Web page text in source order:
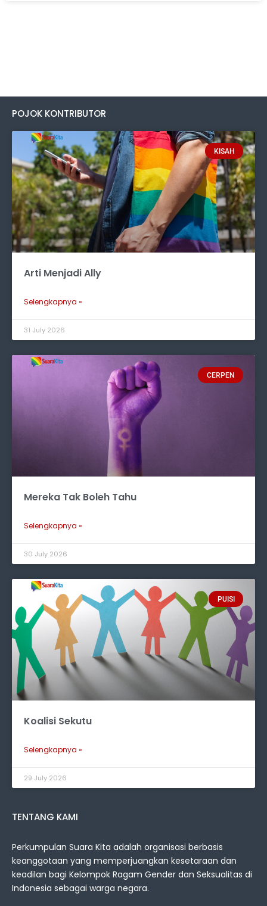
POJOK KONTRIBUTOR
KISAH
Arti Menjadi Ally
Selengkapnya »
31 July 2026
CERPEN
Mereka Tak Boleh Tahu
Selengkapnya »
30 July 2026
PUISI
Koalisi Sekutu
Selengkapnya »
29 July 2026
TENTANG KAMI
Perkumpulan Suara Kita adalah organisasi berbasis
keanggotaan yang memperjuangkan kesetaraan dan
keadilan bagi Kelompok Ragam Gender dan Seksualitas di
Indonesia sebagai warga negara.